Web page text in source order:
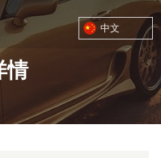
中文
情